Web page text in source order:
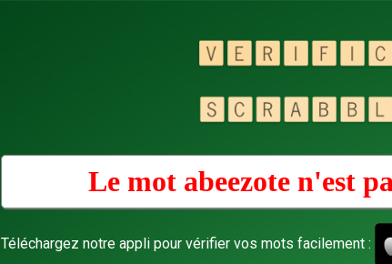
Le mot abeezote n'est
Téléchargez notre appli pour vérifier vos mots facilement :